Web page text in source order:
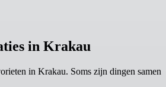
in Krakau
in Krakau. Soms zijn dingen samen